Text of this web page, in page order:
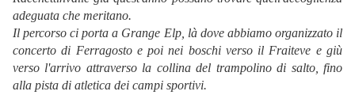
adeguata che meritano.
Il percorso ci porta a Grange Elp, là dove abbiamo organizzato il
concerto di Ferragosto e poi nei boschi verso il Fraiteve e giù
verso l'arrivo attraverso la collina del trampolino di salto, fino
alla pista di atletica dei campi sportivi.